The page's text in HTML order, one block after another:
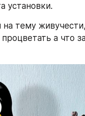
установки.
тему
а что